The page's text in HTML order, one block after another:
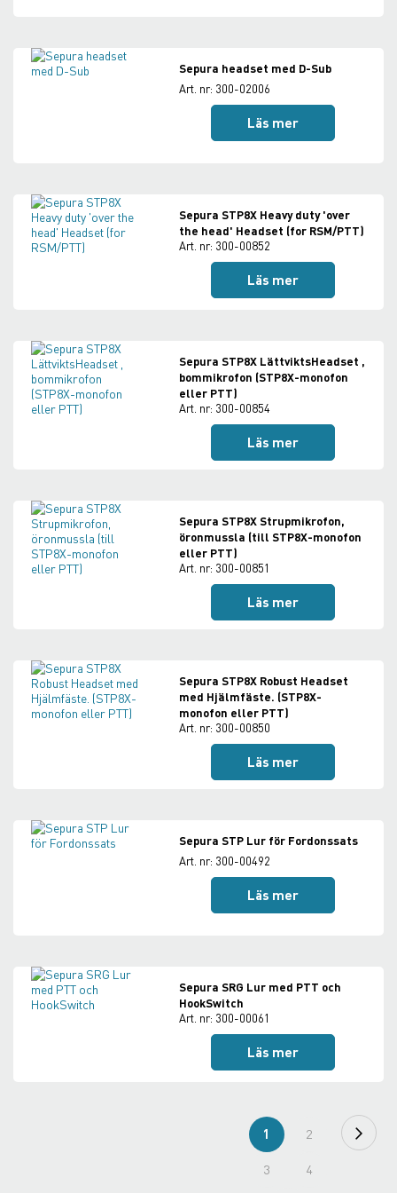
Sepura headset med D-Sub
Art. nr: 300-02006
Läs mer
Sepura STP8X Heavy duty 'over
the head' Headset (for RSM/PTT)
Art. nr: 300-00852
Läs mer
Sepura STP8X LättviktsHeadset ,
bommikrofon (STP8X-monofon
eller PTT)
Art. nr: 300-00854
Läs mer
Sepura STP8X Strupmikrofon,
öronmussla (till STP8X-monofon
eller PTT)
Art. nr: 300-00851
Läs mer
Sepura STP8X Robust Headset
med Hjälmfäste. (STP8X-
monofon eller PTT)
Art. nr: 300-00850
Läs mer
Sepura STP Lur för Fordonssats
Art. nr: 300-00492
Läs mer
Sepura SRG Lur med PTT och
HookSwitch
Art. nr: 300-00061
Läs mer
You're
1 Sida
2
Sida
3 Sida
4
Sida
Nästa